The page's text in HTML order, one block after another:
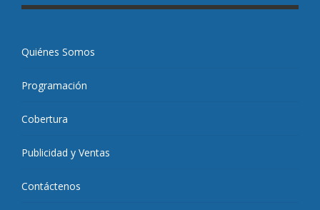
Quiénes Somos
Programación
Cobertura
Publicidad y Ventas
Contáctenos